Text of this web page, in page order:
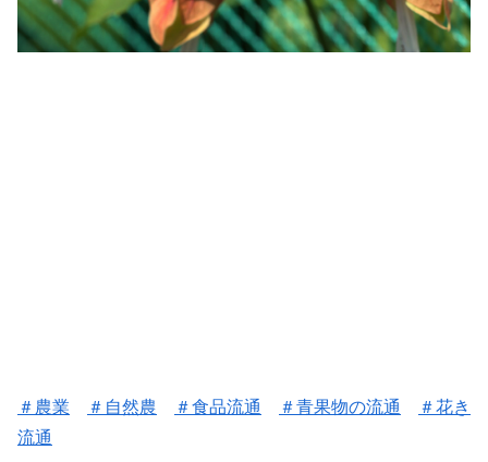
＃ 農業 ＃ 自然農 ＃食品流通 ＃青果物の流通
＃花き
流通